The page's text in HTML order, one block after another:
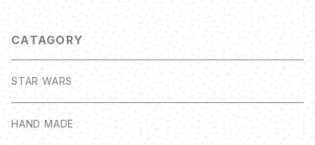
CATAGORY
STAR WARS
HAND MADE